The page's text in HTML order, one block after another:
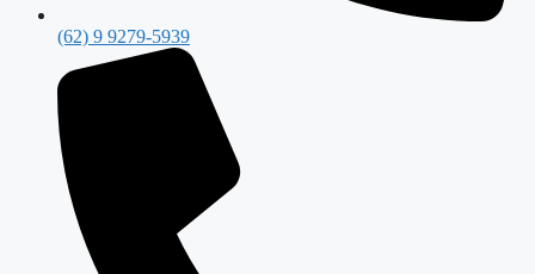
(62) 9 9279-5939